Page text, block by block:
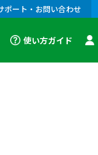
ポート・お問い合わせ
使い方ガイド